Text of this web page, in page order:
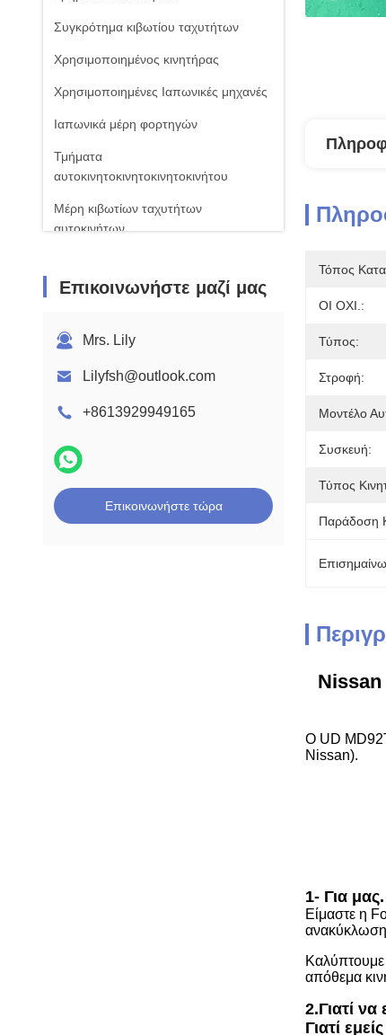
Συγκρότημα κιβωτίου ταχυτήτων
Χρησιμοποιημένος κινητήρας
Χρησιμοποιημένες Ιαπωνικές μηχανές
Ιαπωνικά μέρη φορτηγών
Τμήματα
αυτοκινητοκινητοκινητοκινήτου
Μέρη κιβωτίων ταχυτήτων
αυτοκινήτων
Επικοινωνήστε μαζί μας
Mrs. Lily
Lilyfsh@outlook.com
+8613929949165
Επικοινωνήστε τώρα
Τόπος
ΟΙ ΟΧΙ.:
Τύπος:
Στροφή:
Μοντέλο
Συσκευή:
Τύπος
Παράδοση
Nissan
Ο UD
Nissan).
1- Για μας.
Είμαστε η
ανακύκλωση
Καλύπτουμε
απόθεμα
2.Γιατί
Γιατί